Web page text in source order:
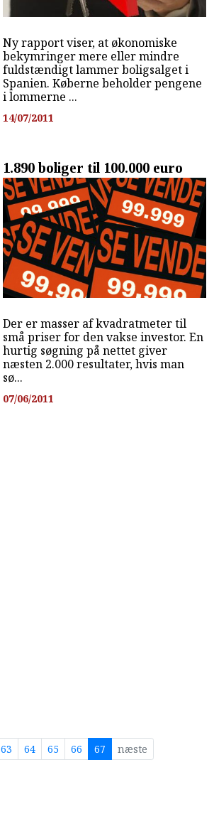
Ny rapport viser, at økonomiske
bekymringer mere eller mindre
fuldstændigt lammer boligsalget i
Spanien. Køberne beholder pengene
i lommerne ...
14/07/2011
1.890 boliger til 100.000 euro
Der er masser af kvadratmeter til
små priser for den vakse investor. En
hurtig søgning på nettet giver
næsten 2.000 resultater, hvis man
sø...
07/06/2011
63 64 65 66 67 næste